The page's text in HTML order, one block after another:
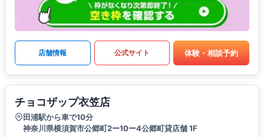
店舗情報 公式サイト 体験・相談予約
チョコザップ衣笠店
田浦駅から車で10分
神奈川県横須賀市公郷町2ー10ー4公郷町貸店舗 1F